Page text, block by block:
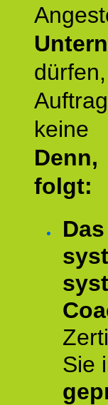
keine
folgt:
Sie